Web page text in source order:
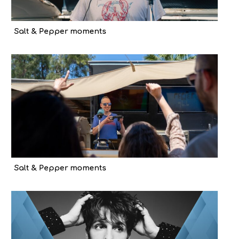
Salt & Pepper moments
Salt & Pepper moments